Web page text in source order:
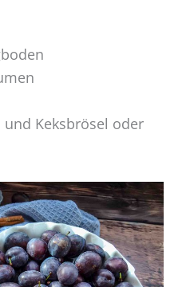
Keksbrösel oder